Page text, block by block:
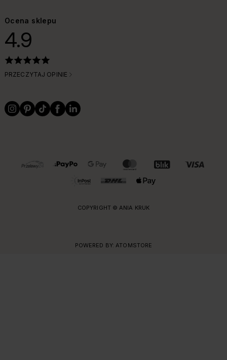
Ocena sklepu
4.9
PRZECZYTAJ OPINIE
OBSŁUGIWANE FORMY PŁATNOŚCI I DOSTAWY
COPYRIGHT © ANIA KRUK
POWERED BY: ATOMSTORE